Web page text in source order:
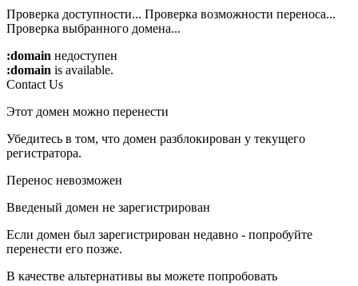
Проверка доступности... Проверка возможности переноса...
Проверка выбранного домена...
:domain недоступен
:domain is available.
Contact Us
Этот домен можно перенести
Убедитесь в том, что домен разблокирован у текущего
регистратора.
Перенос невозможен
Введеный домен не зарегистрирован
Если домен был зарегистрирован недавно - попробуйте
перенести его позже.
В качестве альтернативы вы можете попробовать